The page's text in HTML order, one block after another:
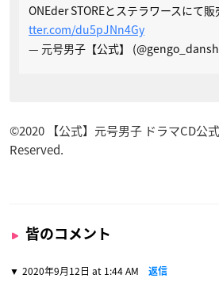
ONEder STOREとステラワースにて
tter.com/du5pJNn4Gy
— 元号男子【公式】
©2020 【公式】元号男子 ドラマCD公
Reserved.
皆のコメント
2020年9月12日 at 1:44 AM 返信